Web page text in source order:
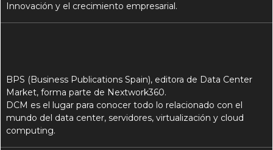
Innovación y el crecimiento empresarial.
BPS (Business Publications Spain), editora de Data Center
Market, forma parte de Nextwork360.
DCM es el lugar para conocer todo lo relacionado con el
mundo del data center, servidores, virtualización y cloud
computing.